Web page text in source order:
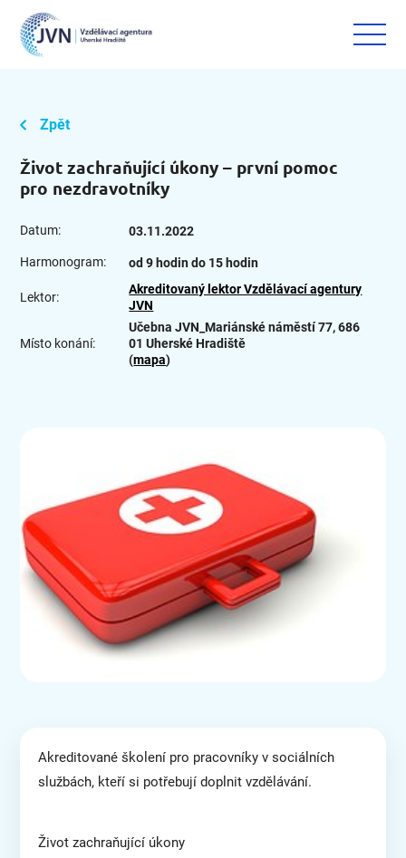
Zpět
Život zachraňující úkony – první pomoc
pro nezdravotníky
Datum: 03.11.2022
Harmonogram: od 9 hodin do 15 hodin
Lektor:
Akreditovaný lektor Vzdělávací agentury
JVN
Místo konání:
Učebna JVN_Mariánské náměstí 77, 686
01 Uherské Hradiště
(mapa)
Akreditované školení pro pracovníky v sociálních
službách, kteří si potřebují doplnit vzdělávání.
Život zachraňující úkony